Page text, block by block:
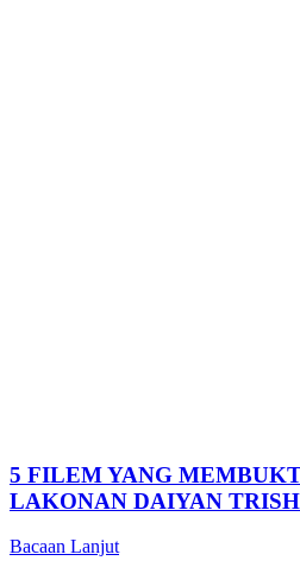
5 FILEM YANG
LAKONAN DAIYAN
Bacaan Lanjut